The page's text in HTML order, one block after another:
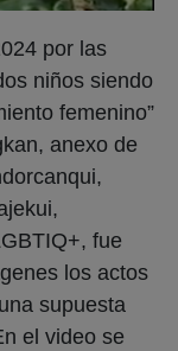
por las
niños siendo
femenino”
anexo de
fue
los actos
supuesta
el video se